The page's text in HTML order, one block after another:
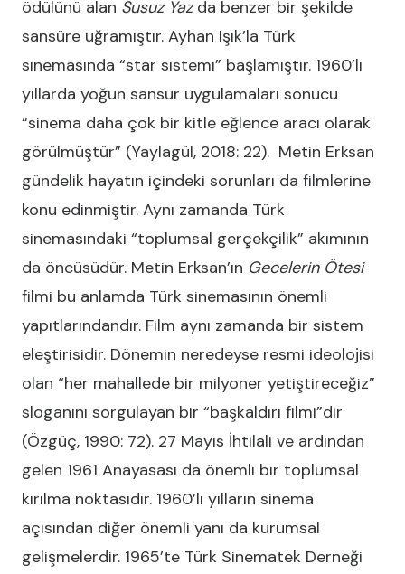
ödülünü alan Susuz Yazda benzer bir şekilde
sansüre uğramıştır. Ayhan Işık’la Türk
sinemasında “star sistemi” başlamıştır. 1960’lı
yıllarda yoğun sansür uygulamaları sonucu
“sinema daha çok bir kitle eğlence aracı olarak
görülmüştür” (Yaylagül, 2018: 22). Metin Erksan
gündelik hayatın içindeki sorunları da filmlerine
konu edinmiştir. Aynı zamanda Türk
sinemasındaki “toplumsal gerçekçilik” akımının
da öncüsüdür. Metin Erksan’ın Gecelerin Ötesi
filmi bu anlamda Türk sinemasının önemli
yapıtlarındandır. Film aynı zamanda bir sistem
eleştirisidir. Dönemin neredeyse resmi ideolojisi
olan “her mahallede bir milyoner yetiştireceğiz”
sloganını sorgulayan bir “başkaldırı filmi”dir
(Özgüç, 1990: 72). 27 Mayıs İhtilali ve ardından
gelen 1961 Anayasası da önemli bir toplumsal
kırılma noktasıdır. 1960’lı yılların sinema
açısından diğer önemli yanı da kurumsal
gelişmelerdir. 1965’te Türk Sinematek Derneği